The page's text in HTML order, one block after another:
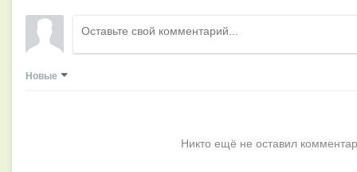
Новые
Никто ещё не оставил